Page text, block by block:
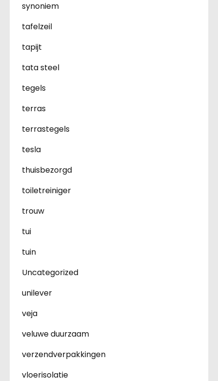
synoniem
tafelzeil
tapijt
tata steel
tegels
terras
terrastegels
tesla
thuisbezorgd
toiletreiniger
trouw
tui
tuin
Uncategorized
unilever
veja
veluwe duurzaam
verzendverpakkingen
vloerisolatie